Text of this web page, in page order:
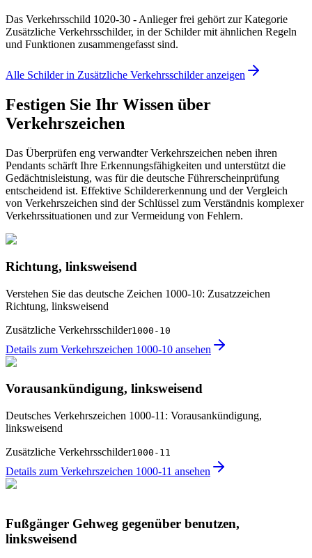
Das Verkehrsschild 1020-30 - Anlieger frei gehört zur Kategorie
Zusätzliche Verkehrsschilder, in der Schilder mit ähnlichen Regeln
und Funktionen zusammengefasst sind.
Alle Schilder in Zusätzliche Verkehrsschilder anzeigen
Festigen Sie Ihr Wissen über
Verkehrszeichen
Das Überprüfen eng verwandter Verkehrszeichen neben ihren
Pendants schärft Ihre Erkennungsfähigkeiten und unterstützt die
Gedächtnisleistung, was für die deutsche Führerscheinprüfung
entscheidend ist. Effektive Schildererkennung und der Vergleich
von Verkehrszeichen sind der Schlüssel zum Verständnis komplexer
Verkehrssituationen und zur Vermeidung von Fehlern.
Richtung, linksweisend
Verstehen Sie das deutsche Zeichen 1000-10: Zusatzzeichen
Richtung, linksweisend
Zusätzliche Verkehrsschilder1000-10
Details zum Verkehrszeichen 1000-10 ansehen
Vorausankündigung, linksweisend
Deutsches Verkehrszeichen 1000-11: Vorausankündigung,
linksweisend
Zusätzliche Verkehrsschilder1000-11
Details zum Verkehrszeichen 1000-11 ansehen
Fußgänger Gehweg gegenüber benutzen,
linksweisend